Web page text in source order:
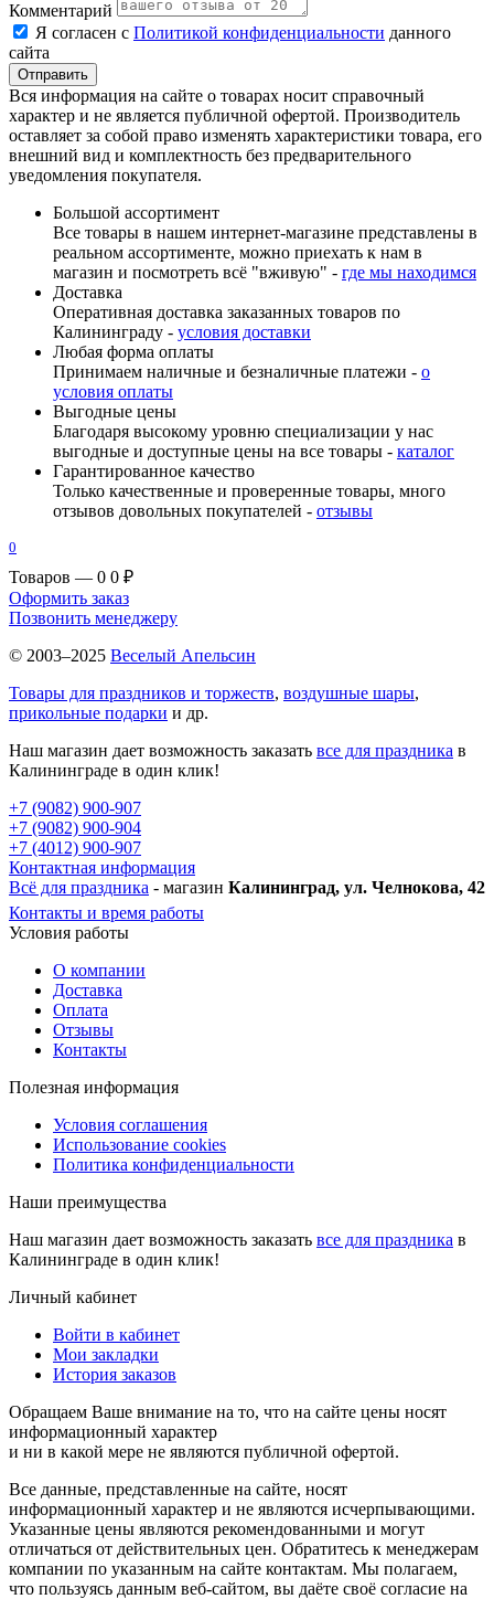
Комментарий
Я согласен с Политикой конфиденциальности данного
сайта
Вся информация на сайте о товарах носит справочный
характер и не является публичной офертой. Производитель
оставляет за собой право изменять характеристики товара, его
внешний вид и комплектность без предварительного
уведомления покупателя.
Большой ассортимент
Все товары в нашем интернет-магазине представлены в
реальном ассортименте, можно приехать к нам в
магазин и посмотреть всё "вживую" - где мы находимся
Доставка
Оперативная доставка заказанных товаров по
Калининграду - условия доставки
Любая форма оплаты
Принимаем наличные и безналичные платежи - о
условия оплаты
Выгодные цены
Благодаря высокому уровню специализации у нас
выгодные и доступные цены на все товары - каталог
Гарантированное качество
Только качественные и проверенные товары, много
отзывов довольных покупателей - отзывы
0
Товаров — 0 0 ₽
Оформить заказ
Позвонить менеджеру
© 2003–2025 Веселый Апельсин
Товары для праздников и торжеств, воздушные шары,
прикольные подарки и др.
Наш магазин дает возможность заказать все для праздника в
Калининграде в один клик!
+7 (9082) 900-907
+7 (9082) 900-904
+7 (4012) 900-907
Контактная информация
Всё для праздника - магазин Калининград, ул. Челнокова, 42
Контакты и время работы
Условия работы
О компании
Доставка
Оплата
Отзывы
Контакты
Полезная информация
Условия соглашения
Использование cookies
Политика конфиденциальности
Наши преимущества
Наш магазин дает возможность заказать все для праздника в
Калининграде в один клик!
Личный кабинет
Войти в кабинет
Мои закладки
История заказов
Обращаем Ваше внимание на то, что на сайте цены носят
информационный характер
и ни в какой мере не являются публичной офертой.
Все данные, представленные на сайте, носят
информационный характер и не являются исчерпывающими.
Указанные цены являются рекомендованными и могут
отличаться от действительных цен. Обратитесь к менеджерам
компании по указанным на сайте контактам. Мы полагаем,
что пользуясь данным веб-сайтом, вы даёте своё согласие на